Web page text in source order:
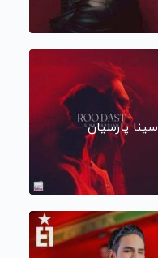
سینا پارسیان